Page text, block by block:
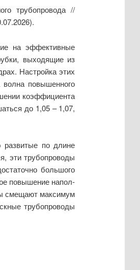
трубопровода //
на эффективные
выходящие из
Настройка этих
повышенного
коэффициента
до 1,05 – 1,07,
развитые по длине
эти трубопроводы
большого
повышение напол­
смещают максимум
трубопроводы